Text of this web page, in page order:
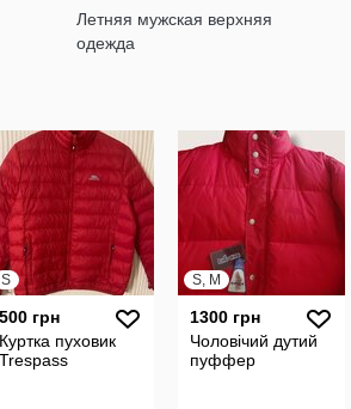
Летняя мужская верхняя
одежда
S
500 грн
Куртка пуховик
Trespass
S, M
1300 грн
Чоловічий дутий
пуффер